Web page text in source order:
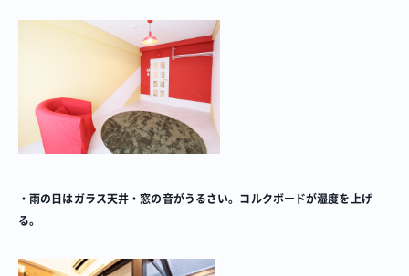
SNSで進捗を見る
過去の作品動画を見る
・雨の日はガラス天井・窓の音がうるさい。コルクボードが湿度を上げ
る。